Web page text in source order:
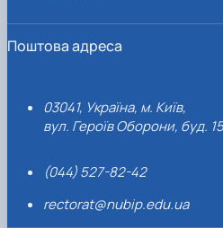
Поштова адреса
03041, Україна, м. Київ,
вул. Героїв Оборони, буд.
(044) 527-82-42
rectorat@nubip.edu.ua